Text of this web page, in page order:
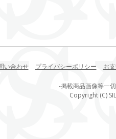
い合わせ プライバシーポリシー お
-掲載商品画像等一
Copyright (C)